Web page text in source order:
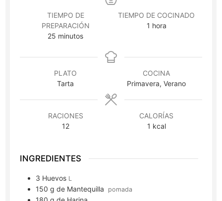
TIEMPO DE
PREPARACIÓN
25 minutos
minutos
TIEMPO DE COCINADO
1 hora
hora
PLATO
Tarta
COCINA
Primavera, Verano
RACIONES
12
CALORÍAS
1 kcal
INGREDIENTES
3 Huevos L
150 g de Mantequilla pomada